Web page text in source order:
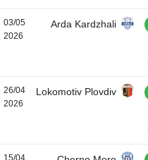
03/05
2026
Arda Kardzhali
26/04
2026
Lokomotiv Plovdiv
15/04